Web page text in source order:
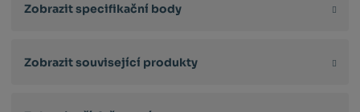
Zobrazit specifikační body
Zobrazit související produkty